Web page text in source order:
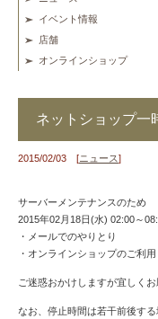
イベント情報
店舗
オンラインショップ
ネットショップ一
2015/02/03 [ニュース]
サーバーメンテナンスのため
2015年02月18日(水) 02:00～
・メールでのやりとり
・オンラインショップのご
ご迷惑おかけしますが宜しくお
なお、停止時間は若干前後する